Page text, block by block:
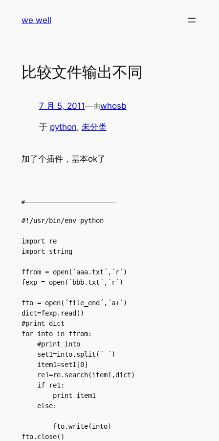
we well
比较文件输出不同
7 月 5, 2011—由whosb
于 python, 未分类
加了个插件，基本ok了
#——————————————————————————-
#!/usr/bin/env python
import re
import string
ffrom = open(´aaa.txt´,´r´)
fexp = open(´bbb.txt´,´r´)
fto = open(´file_end´,´a+´)
dict=fexp.read()
#print dict
for into in ffrom:
    #print into
    set1=into.split(´ ´)
    item1=set1[0]
    re1=re.search(item1,dict)
    if re1:
        print item1
    else:
        fto.write(into)
fto.close()